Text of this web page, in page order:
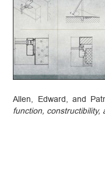
Allen, Edward, and
function, constructibility,